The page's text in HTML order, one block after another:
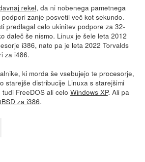
rekel, da ni nobenega pametnega
zanje posvetil več kot sekundo.
predlagal celo ukinitev podpore za 32-
daleč še nismo. Linux je šele leta 2012
i386, nato pa je leta 2022 Torvalds
za i486.
ki morda še vsebujejo te procesorje,
starejše distribucije Linuxa s starejšimi
FreeDOS ali celo Windows XP. Ali pa
za i386.